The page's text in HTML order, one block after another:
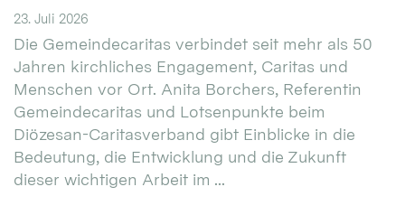
23. Juli 2026
Die Gemeindecaritas verbindet seit mehr als 50
Jahren kirchliches Engagement, Caritas und
Menschen vor Ort. Anita Borchers, Referentin
Gemeindecaritas und Lotsenpunkte beim
Diözesan-Caritasverband gibt Einblicke in die
Bedeutung, die Entwicklung und die Zukunft
dieser wichtigen Arbeit im ...